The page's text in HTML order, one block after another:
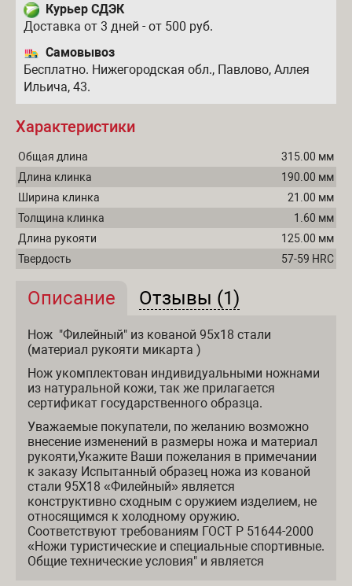
Курьер СДЭК
Доставка от 3 дней - от 500 руб.
Самовывоз
Бесплатно. Нижегородская обл., Павлово, Аллея
Ильича, 43.
Описание и отзывы
Описание (активная вкладка)
Отзывы (1)
Нож "Филейный" из кованой 95х18 стали
(материал рукояти микарта )
Нож укомплектован индивидуальными ножнами
из натуральной кожи, так же прилагается
сертификат государственного образца.
Уважаемые покупатели, по желанию возможно
внесение изменений в размеры ножа и материал
рукояти,Укажите Ваши пожелания в примечании
к заказу Испытанный образец ножа из кованой
стали 95Х18 «Филейный» является
конструктивно сходным с оружием изделием, не
относящимся к холодному оружию.
Соответствуют требованиям ГОСТ Р 51644-2000
«Ножи туристические и специальные спортивные.
Общие технические условия" и является
Характеристики
Общая длина
315.00 мм
Длина клинка
190.00 мм
Ширина клинка
21.00 мм
Толщина клинка
1.60 мм
Длина рукояти
125.00 мм
Твердость
57-59 HRC